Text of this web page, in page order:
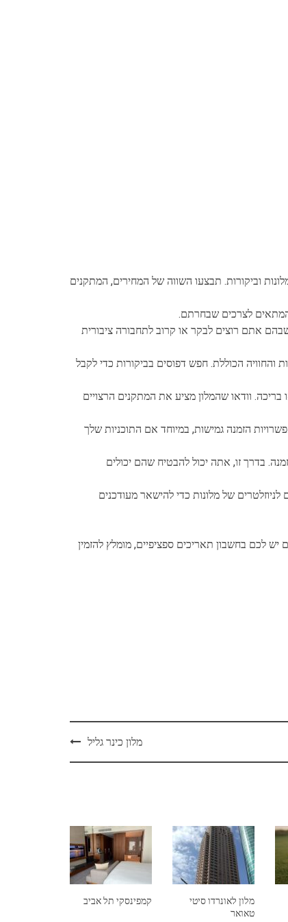
וביקורות. תבצעו השווה של המחירים, המתקנים
המתאים לצרכים שבחרתם.
אתם רוצים לבקר או קרוב לתחבורה ציבורית
והחוויה הכוללת. חפש דפוסים בביקורות כדי לקבל
וודאו שהמלון מציע את המתקנים הרצויים
הזמנה גמישות, במיוחד אם התוכניות שלך
בדרך זו, אתה יכול להבטיח שהם יכולים
של מלונות כדי להישאר מעודכנים
לכם בחשבון תאריכים ספציפיים, מומלץ להזמין
מלון כינר גליל
קמפינסקי תל אביב
מלון לאונרדו סיטי
טאואר